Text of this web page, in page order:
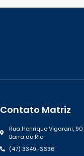
Contato Matriz
Rua Henrique Vigarani, 90
Barra do Rio
(47) 3349-6636